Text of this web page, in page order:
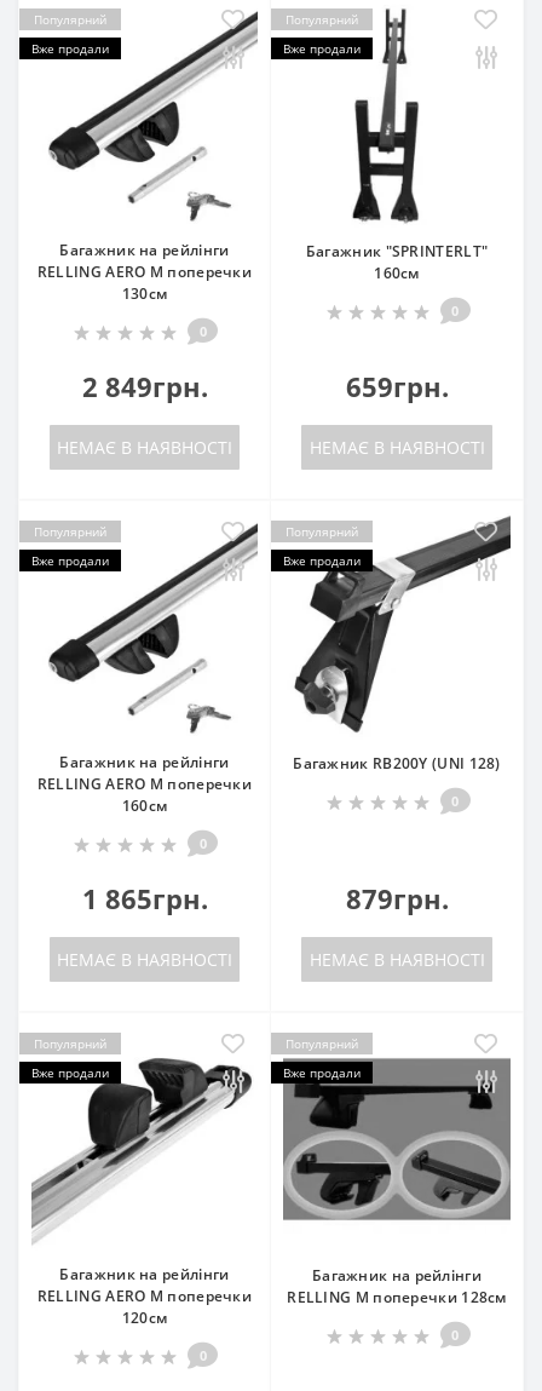
Популярний
Вже продали
Багажник на рейлінги
RELLING AERO M поперечки
130см
0
2 849грн.
НЕМАЄ В НАЯВНОСТІ
Популярний
Вже продали
Багажник "SPRINTERLT"
160см
0
659грн.
НЕМАЄ В НАЯВНОСТІ
Популярний
Вже продали
Багажник на рейлінги
RELLING AERO M поперечки
160см
0
1 865грн.
НЕМАЄ В НАЯВНОСТІ
Популярний
Вже продали
Багажник RB200Y (UNI 128)
0
879грн.
НЕМАЄ В НАЯВНОСТІ
Популярний
Вже продали
Багажник на рейлінги
RELLING AERO M поперечки
120см
0
Популярний
Вже продали
Багажник на рейлінги
RELLING M поперечки 128см
0